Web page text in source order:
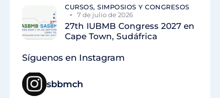
CURSOS, SIMPOSIOS Y CONGRESOS
7 de julio de 2026
27th IUBMB Congress 2027 en
Cape Town, Sudáfrica
Síguenos en Instagram
sbbmch